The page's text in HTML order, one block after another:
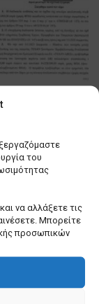
του
να αλλάξετε τις
Μπορείτε
προσωπικών
εμένα
Δήμων –